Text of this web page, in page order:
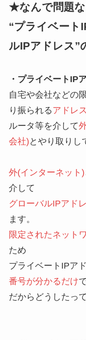
★なんで問題
“プライベート
ルIPアドレス”
・プライベートIP
自宅や会社などの
り振られるアドレ
ルータ等を介して
会社) とやり取りし
外(インターネット)
介して
グローバルIPアド
ます。
限定されたネット
ため
プライベートIPア
番号が分かるだけ
だからどうしたっ